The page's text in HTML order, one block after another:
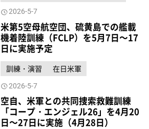
2026-5-7
米第5空母航空団、硫黄島での艦載
機着陸訓練（FCLP）を5月7日～17
日に実施予定
訓練・演習 在日米軍
2026-5-7
空自、米軍との共同捜索救難訓練
「コープ・エンジェル26」を4月20
日～27日に実施（4月28日）